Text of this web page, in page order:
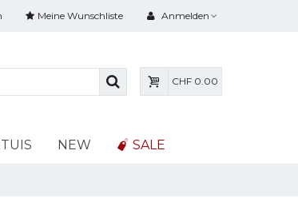
Meine Wunschliste Anmelden
CHF 0.00
NEW SALE